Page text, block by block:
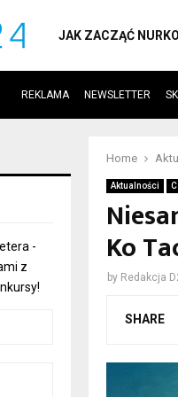
JAK ZACZĄĆ
REKLAMA NEWSLETTER
Home
Aktualności
Ko
by Redakcja
SHARE
-
z